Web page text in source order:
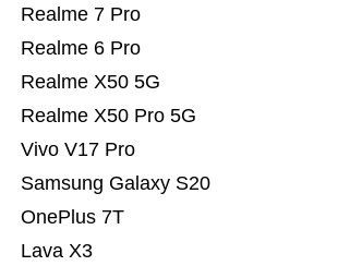
Lava X3
OnePlus 7T
Samsung Galaxy S20
Vivo V17 Pro
Realme X50 Pro 5G
Realme X50 5G
Realme 6 Pro
Realme 7 Pro